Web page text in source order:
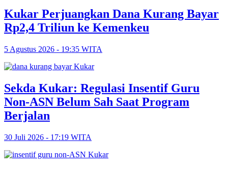
Kukar Perjuangkan Dana Kurang Bayar
Rp2,4 Triliun ke Kemenkeu
5 Agustus 2026 - 19:35 WITA
Sekda Kukar: Regulasi Insentif Guru
Non-ASN Belum Sah Saat Program
Berjalan
30 Juli 2026 - 17:19 WITA